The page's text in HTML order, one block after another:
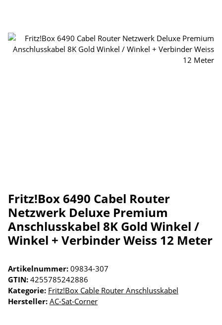
Fritz!Box 6490 Cabel Router
Netzwerk Deluxe Premium
Anschlusskabel 8K Gold Winkel /
Winkel + Verbinder Weiss 12 Meter
Artikelnummer: 09834-307
GTIN: 4255785242886
Kategorie: Fritz!Box Cable Router Anschlusskabel
Hersteller: AC-Sat-Corner